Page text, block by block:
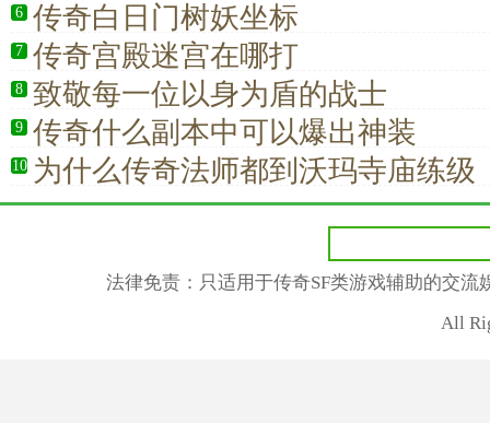
6 传奇白日门树妖坐标
7 传奇宫殿迷宫在哪打
8 致敬每一位以身为盾的战士
9 传奇什么副本中可以爆出神装
10 为什么传奇法师都到沃玛寺庙练级
法律免责：只适用于传奇SF类游戏辅助的交
All